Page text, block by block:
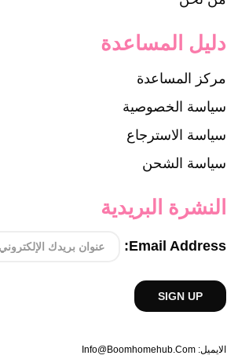
دليل المساعدة
مركز المساعدة
سياسة الخصوصية
سياسة الاسترجاع
سياسة الشحن
النشرة البريدية
Email Address:
الايميل: Info@boomhomehub.com